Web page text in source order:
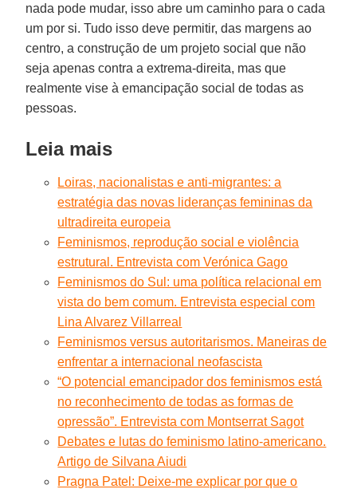
nada pode mudar, isso abre um caminho para o cada
um por si. Tudo isso deve permitir, das margens ao
centro, a construção de um projeto social que não
seja apenas contra a extrema-direita, mas que
realmente vise à emancipação social de todas as
pessoas.
Leia mais
Loiras, nacionalistas e anti-migrantes: a
estratégia das novas lideranças femininas da
ultradireita europeia
Feminismos, reprodução social e violência
estrutural. Entrevista com Verónica Gago
Feminismos do Sul: uma política relacional em
vista do bem comum. Entrevista especial com
Lina Alvarez Villarreal
Feminismos versus autoritarismos. Maneiras de
enfrentar a internacional neofascista
“O potencial emancipador dos feminismos está
no reconhecimento de todas as formas de
opressão”. Entrevista com Montserrat Sagot
Debates e lutas do feminismo latino-americano.
Artigo de Silvana Aiudi
Pragna Patel: Deixe-me explicar por que o